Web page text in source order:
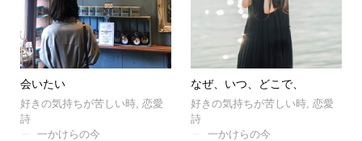
会いたい
好きの気持ちが苦しい時, 恋愛
詩
一かけらの今
なぜ、いつ、どこで、
好きの気持ちが苦しい時 ,恋愛
詩
一かけらの今